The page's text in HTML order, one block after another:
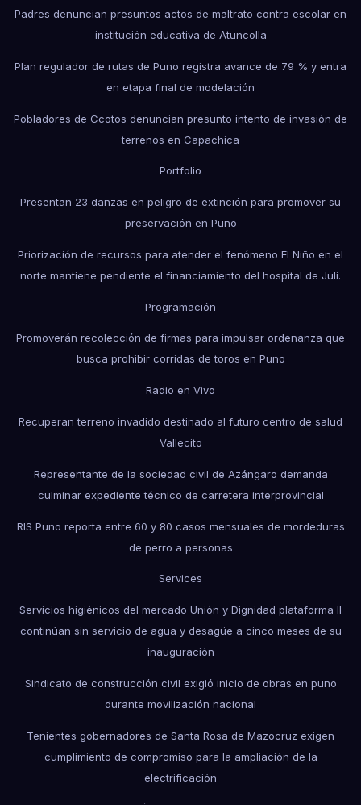
Padres denuncian presuntos actos de maltrato contra escolar en
institución educativa de Atuncolla
Plan regulador de rutas de Puno registra avance de 79 % y entra
en etapa final de modelación
Pobladores de Ccotos denuncian presunto intento de invasión de
terrenos en Capachica
Portfolio
Presentan 23 danzas en peligro de extinción para promover su
preservación en Puno
Priorización de recursos para atender el fenómeno El Niño en el
norte mantiene pendiente el financiamiento del hospital de Juli.
Programación
Promoverán recolección de firmas para impulsar ordenanza que
busca prohibir corridas de toros en Puno
Radio en Vivo
Recuperan terreno invadido destinado al futuro centro de salud
Vallecito
Representante de la sociedad civil de Azángaro demanda
culminar expediente técnico de carretera interprovincial
RIS Puno reporta entre 60 y 80 casos mensuales de mordeduras
de perro a personas
Services
Servicios higiénicos del mercado Unión y Dignidad plataforma II
continúan sin servicio de agua y desagüe a cinco meses de su
inauguración
Sindicato de construcción civil exigió inicio de obras en puno
durante movilización nacional
Tenientes gobernadores de Santa Rosa de Mazocruz exigen
cumplimiento de compromiso para la ampliación de la
electrificación